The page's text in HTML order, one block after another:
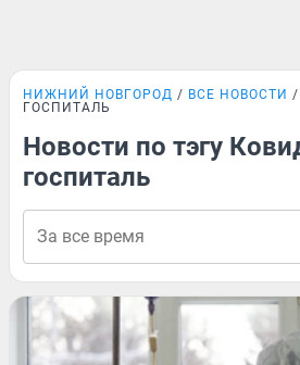
НИЖНИЙ НОВГОРОД ВСЕ НОВОСТИ
ГОСПИТАЛЬ
Новости по тэгу
госпиталь